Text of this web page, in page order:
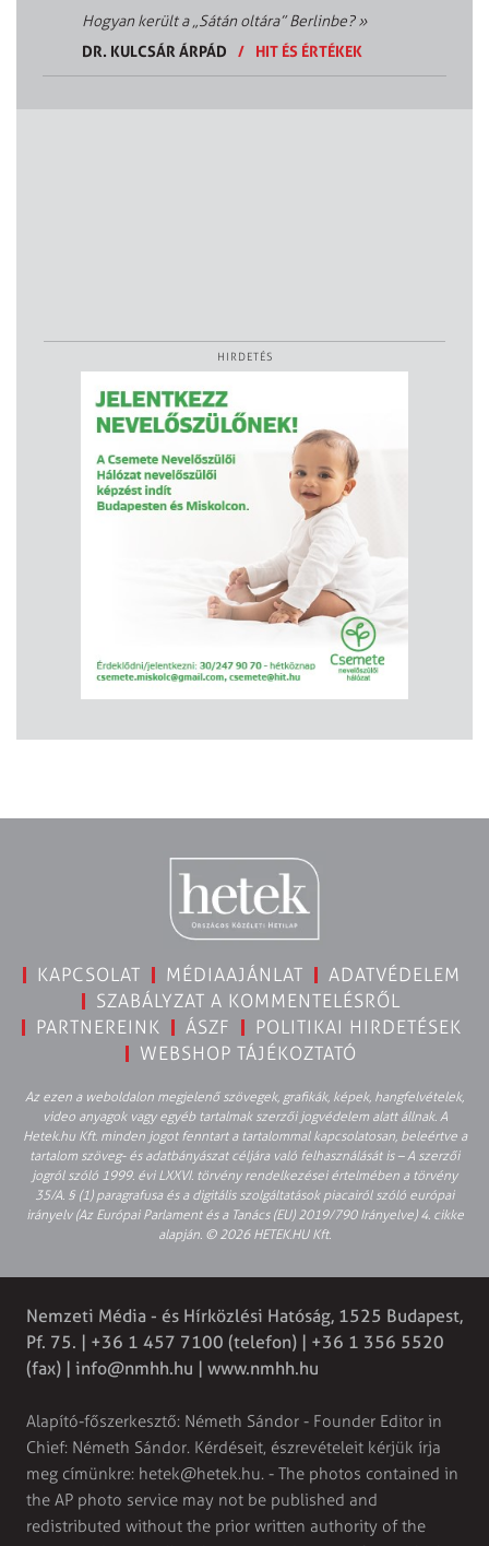
Hogyan került a „Sátán oltára” Berlinbe?»
DR. KULCSÁR ÁRPÁD
/ HIT ÉS ÉRTÉKEK
HIRDETÉS
KAPCSOLAT MÉDIAAJÁNLAT
ADATVÉDELEM
SZABÁLYZAT A KOMMENTELÉSRŐL
PARTNEREINK
ÁSZF
POLITIKAI HIRDETÉSEK
WEBSHOP TÁJÉKOZTATÓ
Az ezen a weboldalon megjelenő szövegek, grafikák, képek, hangfelvételek,
video anyagok vagy egyéb tartalmak szerzői jogvédelem alatt állnak. A
Hetek.hu Kft. minden jogot fenntart a tartalommal kapcsolatosan, beleértve a
tartalom szöveg- és adatbányászat céljára való felhasználását is – A szerzői
jogról szóló 1999. évi LXXVI. törvény rendelkezései értelmében a törvény
35/A. § (1) paragrafusa és a digitális szolgáltatások piacairól szóló európai
irányelv (Az Európai Parlament és a Tanács (EU) 2019/790 Irányelve) 4. cikke
alapján. © 2026 HETEK.HU Kft.
Nemzeti Média - és Hírközlési Hatóság, 1525 Budapest,
Pf. 75. | +36 1 457 7100 (telefon) | +36 1 356 5520
(fax) | info@nmhh.hu | www.nmhh.hu
Alapító-főszerkesztő: Németh Sándor - Founder Editor in
Chief: Németh Sándor. Kérdéseit, észrevételeit kérjük írja
meg címünkre: hetek@hetek.hu. - The photos contained in
the AP photo service may not be published and
redistributed without the prior written authority of the